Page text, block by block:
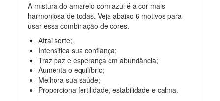
A mistura do amarelo com azul é a cor mais
harmoniosa de todas. Veja abaixo 6 motivos para
usar essa combinação de cores.
Atrai sorte;
Intensifica sua confiança;
Traz paz e esperança em abundância;
Aumenta o equilíbrio;
Melhora sua saúde;
Proporciona fertilidade, estabilidade e calma.